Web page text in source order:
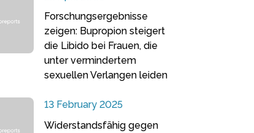
Forschungsergebnisse
zeigen: Bupropion steigert
die Libido bei Frauen, die
unter vermindertem
sexuellen Verlangen leiden
13 February 2025
Widerstandsfähig gegen